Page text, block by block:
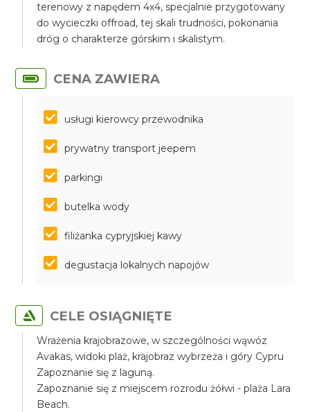
terenowy z napędem 4x4, specjalnie przygotowany
do wycieczki offroad, tej skali trudności, pokonania
dróg o charakterze górskim i skalistym.
CENA ZAWIERA
usługi kierowcy przewodnika
prywatny transport jeepem
parkingi
butelka wody
filiżanka cypryjskiej kawy
degustacja lokalnych napojów
CELE OSIĄGNIĘTE
Wrażenia krajobrazowe, w szczególności wąwóz
Avakas, widoki plaż, krajobraz wybrzeża i góry Cypru
Zapoznanie się z laguną.
Zapoznanie się z miejscem rozrodu żółwi - plaża Lara
Beach.